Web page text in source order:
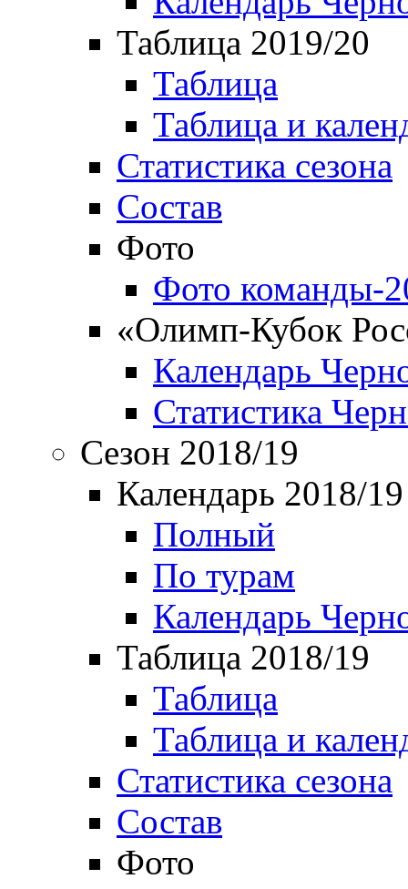
Таблица 2019/20
Таблица
Таблица и
Статистика сезона
Состав
Фото
Фото команды-
«Олимп-Кубок
Календарь
Статистика
Сезон 2018/19
Календарь 2018/19
Полный
По турам
Календарь
Таблица 2018/19
Таблица
Таблица и
Статистика сезона
Состав
Фото